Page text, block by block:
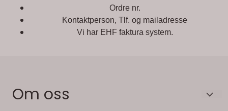
Ordre nr.
Kontaktperson, Tlf. og mailadresse
Vi har EHF faktura system.
Om oss